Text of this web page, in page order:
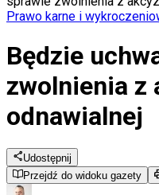
Prawo karne i
Będzie
zwolnienia z
odnawialnej
Udostępnij
Przejdź do widoku gazety